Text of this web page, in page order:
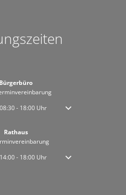
Bürgerbüro
Öffnungs- oder Schließzeiten
08:30- 18:00Uhr Von 08:30 bis 18:00 Uhr
Rathaus
Öffnungs- oder Schließzeiten
14:00- 18:00Uhr Von 14:00 bis 18:00 Uhr